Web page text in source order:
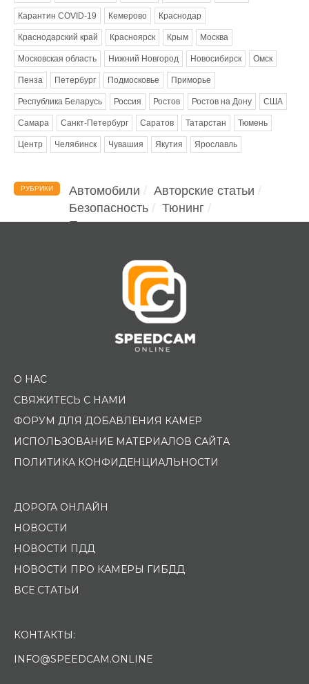
Карантин COVID-19 Кемерово Краснодар
Краснодарский край Красноярск Крым Москва
Московская область Нижний Новгород Новосибирск Омск
Пенза Петербург Подмосковье Приморье
Республика Беларусь Россия Ростов Ростов на Дону США
Самара Санкт-Петербург Саратов Татарстан Тюмень
Центр Челябинск Чувашия Якутия Ярославль
РУБРИКИ Автомобили
Авторские статьи
Безопасность
Тюнинг
Помощь водителю
О НАС
СВЯЖИТЕСЬ С НАМИ
ФОРУМ ДЛЯ ДОБАВЛЕНИЯ КАМЕР
ИСПОЛЬЗОВАНИЕ МАТЕРИАЛОВ САЙТА
ПОЛИТИКА КОНФИДЕНЦИАЛЬНОСТИ
ДОРОГА ОНЛАЙН
НОВОСТИ
НОВОСТИ ПДД
НОВОСТИ ПРО КАМЕРЫ ГИБДД
ВСЕ СТАТЬИ
КОНТАКТЫ:
INFO@SPEEDCAM.ONLINE